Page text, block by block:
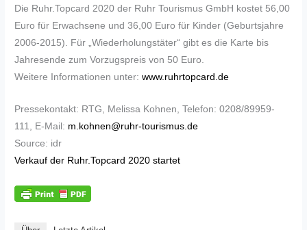
Die Ruhr.Topcard 2020 der Ruhr Tourismus GmbH kostet 56,00
Euro für Erwachsene und 36,00 Euro für Kinder (Geburtsjahre
2006-2015). Für „Wiederholungstäter“ gibt es die Karte bis
Jahresende zum Vorzugspreis von 50 Euro.
Weitere Informationen unter:www.ruhrtopcard.de
Pressekontakt: RTG, Melissa Kohnen, Telefon: 0208/89959-
111, E-Mail: m.kohnen@ruhr-tourismus.de
Source: idr
Verkauf der Ruhr.Topcard 2020 startet